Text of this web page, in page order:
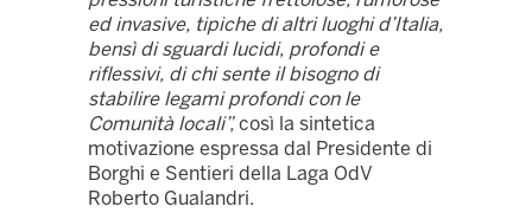
ed invasive, tipiche di altri luoghi d’Italia,
bensì di sguardi lucidi, profondi e
riflessivi, di chi sente il bisogno di
stabilire legami profondi con le
Comunità locali”,così la sintetica
motivazione espressa dal Presidente di
Borghi e Sentieri della Laga OdV
Roberto Gualandri.